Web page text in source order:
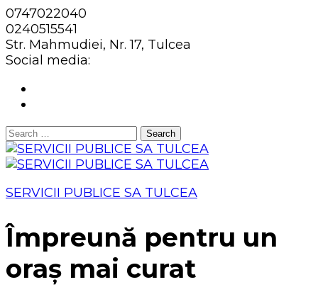
0747022040
0240515541
Str. Mahmudiei, Nr. 17, Tulcea
Social media:
Search
for:
SERVICII PUBLICE SA TULCEA
Împreună pentru un
oraș mai curat